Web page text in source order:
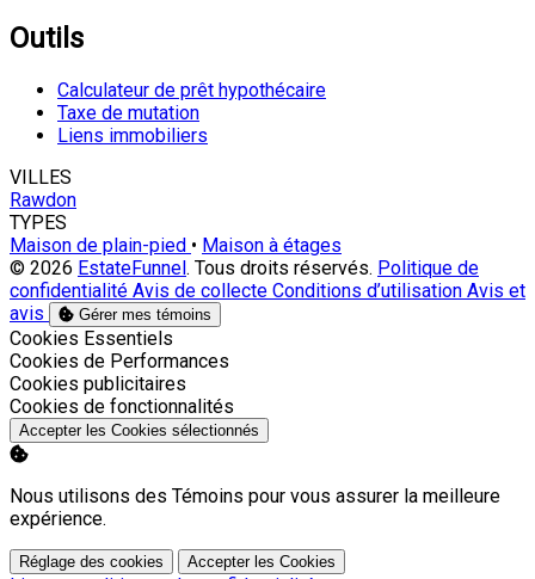
Outils
Calculateur de prêt hypothécaire
Taxe de mutation
Liens immobiliers
VILLES
Rawdon
TYPES
Maison de plain-pied • Maison à étages
© 2026 EstateFunnel. Tous droits réservés. Politique de
confidentialité Avis de collecte Conditions d’utilisation Avis et
avis
Gérer mes témoins
Activer
Cookies Essentiels
Activer
Cookies de Performances
Activer
Cookies publicitaires
Activer
Cookies de fonctionnalités
Accepter les Cookies sélectionnés
Nous utilisons des Témoins pour vous assurer la meilleure
expérience.
Réglage des cookies Accepter les Cookies